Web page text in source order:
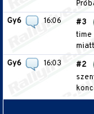
Gy6
16:06 #3
time
Gy6
16:03 #2